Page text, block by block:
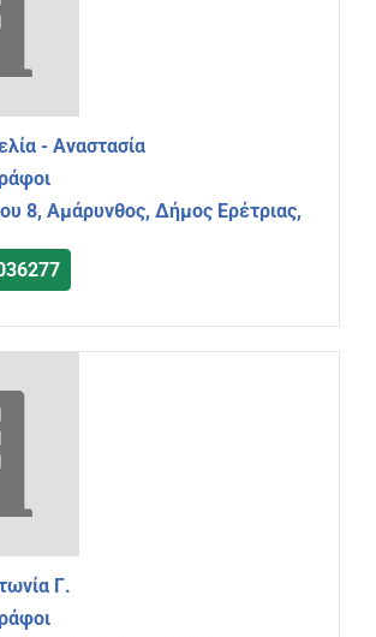
- Αναστασία
8, Αμάρυνθος, Δήμος Ερέτριας,
Γ.